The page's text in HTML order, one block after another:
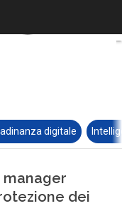
digitale
manager
dei